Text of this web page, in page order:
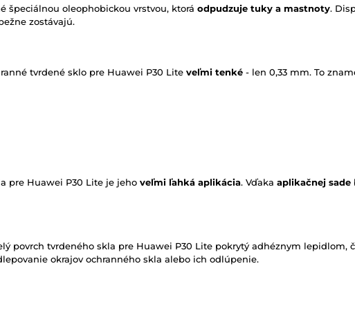
špeciálnou oleophobickou vrstvou, ktorá odpudzuje tuky a mastnoty.
zostávajú.
tvrdené sklo pre Huawei P30 Lite veľmi tenké - len 0,33 mm. To
pre Huawei P30 Lite je jeho veľmi ľahká aplikácia. Vďaka aplikačnej sade
povrch tvrdeného skla pre Huawei P30 Lite pokrytý adhéznym lepidlom,
okrajov ochranného skla alebo ich odlúpenie.